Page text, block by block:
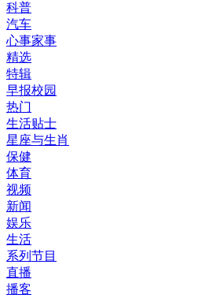
科普
汽车
心事家事
精选
特辑
早报校园
热门
生活贴士
星座与生肖
保健
体育
视频
新闻
娱乐
生活
系列节目
直播
播客